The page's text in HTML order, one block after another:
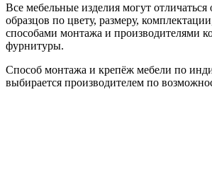
Все мебельные изделия могут
образцов по цвету, размеру,
способами монтажа и производителями
фурнитуры.
Способ монтажа и крепёж мебели по
выбирается производителем по